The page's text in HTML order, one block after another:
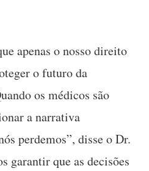
apenas o nosso direito
o futuro da
os médicos são
a narrativa
perdemos”, disse o Dr.
garantir que as decisões